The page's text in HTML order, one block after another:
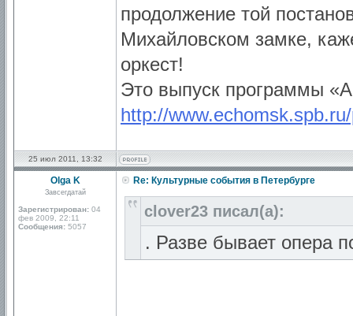
продолжение той
Михайловском замке,
оркест!
Это выпуск программы
http://
25 июл 2011, 13:32
Olga K
Завсегдатай
Зарегистрирован: 04
фев 2009, 22:11
Сообщения: 5057
Re: Культурные события в Петербурге
clover23 писал(а):
. Разве бывает опера